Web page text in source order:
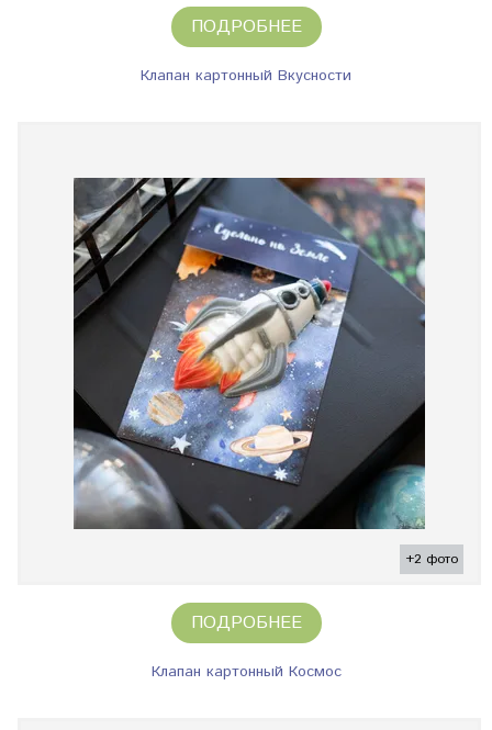
ПОДРОБНЕЕ
Клапан картонный Вкусности
+2 фото
ПОДРОБНЕЕ
Клапан картонный Космос